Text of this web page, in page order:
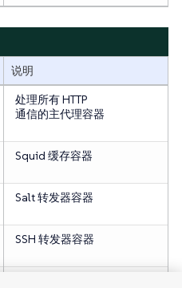
说明
处理所有 HTTP
通信的主代理容器
Squid 缓存容器
Salt 转发器容器
SSH 转发器容器